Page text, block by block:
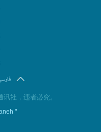
社，违者必究。
"